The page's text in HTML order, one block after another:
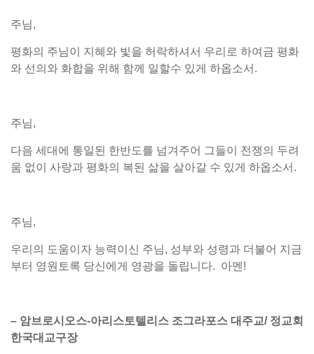
주님,
평화의 주님이 지혜와 빛을 허락하셔서 우리로 하여금 평화
와 선의와 화합을 위해 함께 일할수 있게 하옵소서.
주님,
다음 세대에 통일된 한반도를 넘겨주어 그들이 전쟁의 두려
움 없이 사랑과 평화의 복된 삶을 살아갈 수 있게 하옵소서.
주님,
우리의 도움이자 능력이신 주님, 성부와 성령과 더불어 지금
부터 영원토록 당신에게 영광을 돌립니다. 아멘!
– 암브로시오스-아리스토텔리스 조그라포스 대주교/ 정교회
한국대교구장